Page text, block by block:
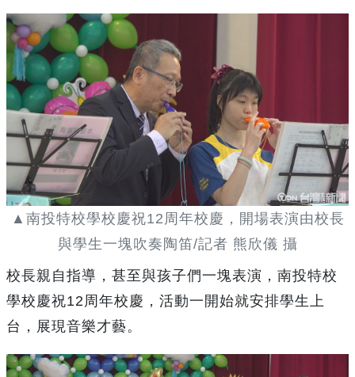
▲南投特校學校慶祝12周年校慶，開場表演由校長
與學生一塊吹奏陶笛/記者 熊欣儀 攝
校長親自指導，甚至與孩子們一塊表演，南投特校
學校慶祝12周年校慶，活動一開始就安排學生上
台，展現音樂才藝。